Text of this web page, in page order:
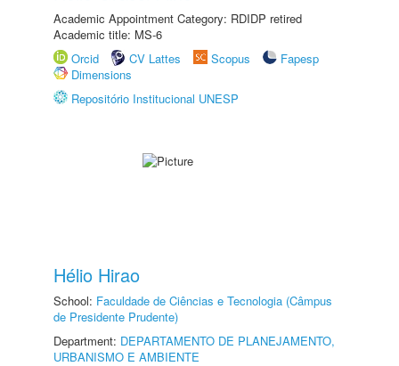
Academic Appointment Category: RDIDP retired
Academic title: MS-6
Orcid
CV Lattes Scopus
Fapesp
Dimensions
Repositório Institucional UNESP
Hélio Hirao
School: Faculdade de Ciências e Tecnologia (Câmpus
de Presidente Prudente)
Department: DEPARTAMENTO DE PLANEJAMENTO,
URBANISMO E AMBIENTE